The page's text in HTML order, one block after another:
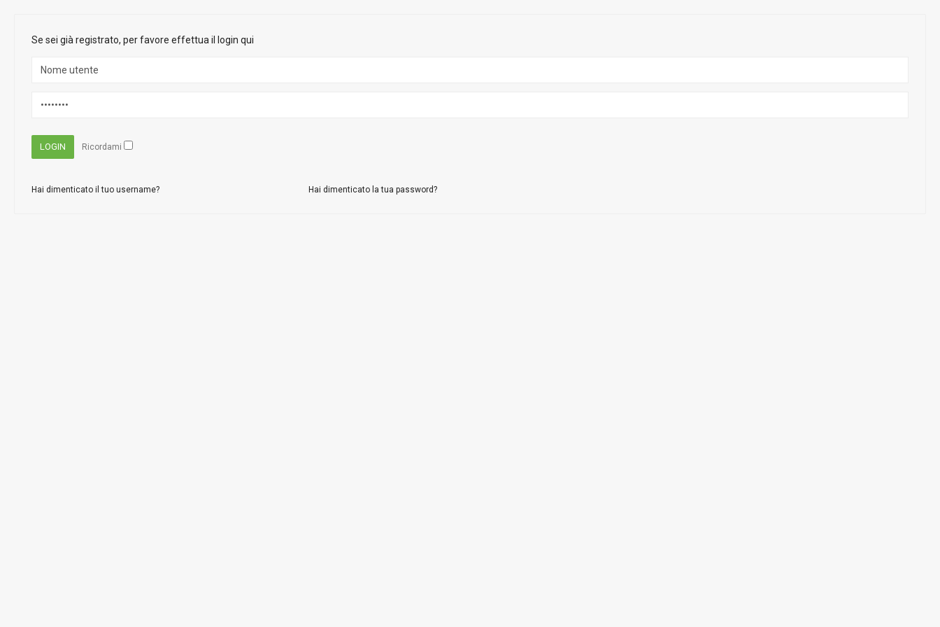
Se sei già registrato, per favore effettua il login qui
Ricordami
Hai dimenticato il tuo username? Hai dimenticato la tua password?